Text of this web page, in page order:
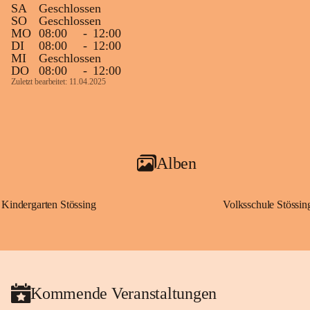
SA
Geschlossen
SO
Geschlossen
MO 08:00 - 12:00
DI
08:00 - 12:00
MI
Geschlossen
DO
08:00 - 12:00
Zuletzt bearbeitet: 11.04.2025
Alben
Kindergarten Stössing Volksschule
Kommende Veranstaltungen